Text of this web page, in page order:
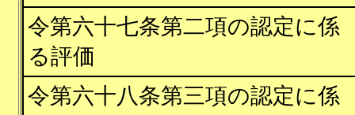
令第六十七条第二項の認定に係
る評価
令第六十八条第三項の認定に係